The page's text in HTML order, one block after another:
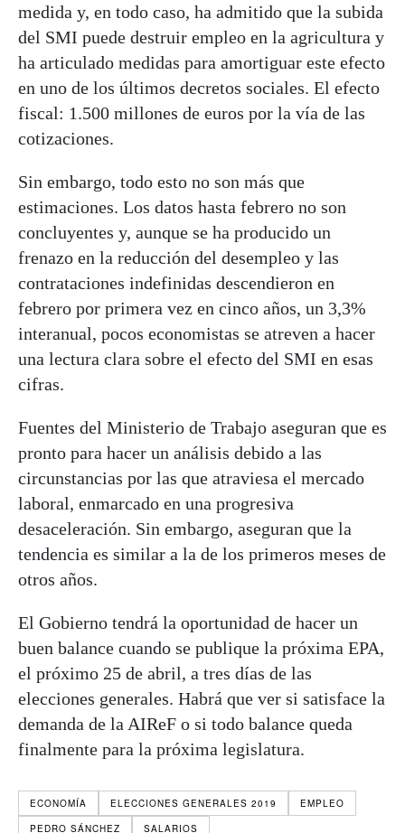
medida y, en todo caso, ha admitido que la subida
del SMI puede destruir empleo en la agricultura y
ha articulado medidas para amortiguar este efecto
en uno de los últimos decretos sociales. El efecto
fiscal: 1.500 millones de euros por la vía de las
cotizaciones.
Sin embargo, todo esto no son más que
estimaciones. Los datos hasta febrero no son
concluyentes y, aunque se ha producido un
frenazo en la reducción del desempleo y las
contrataciones indefinidas descendieron en
febrero por primera vez en cinco años, un 3,3%
interanual, pocos economistas se atreven a hacer
una lectura clara sobre el efecto del SMI en esas
cifras.
Fuentes del Ministerio de Trabajo aseguran que es
pronto para hacer un análisis debido a las
circunstancias por las que atraviesa el mercado
laboral, enmarcado en una progresiva
desaceleración. Sin embargo, aseguran que la
tendencia es similar a la de los primeros meses de
otros años.
El Gobierno tendrá la oportunidad de hacer un
buen balance cuando se publique la próxima EPA,
el próximo 25 de abril, a tres días de las
elecciones generales. Habrá que ver si satisface la
demanda de la AIReF o si todo balance queda
finalmente para la próxima legislatura.
ECONOMÍA ELECCIONES GENERALES 2019
EMPLEO
PEDRO SÁNCHEZ
SALARIOS